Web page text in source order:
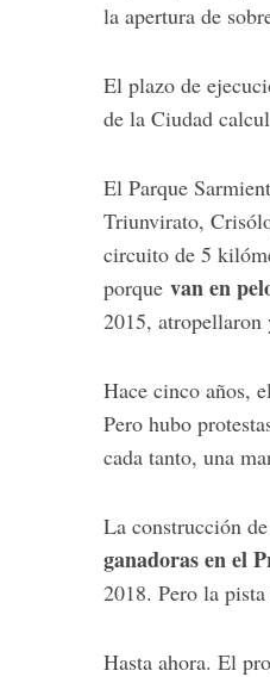
la apertura de
El plazo de
de la Ciudad
El Parque
Triunvirato,
circuito de 5
porque van en
2015, atropellaron
Hace cinco años,
Pero hubo
cada tanto, una
La construcción
ganadoras en el
2018. Pero la
Hasta ahora. El
e
a
c
f
o
r
: